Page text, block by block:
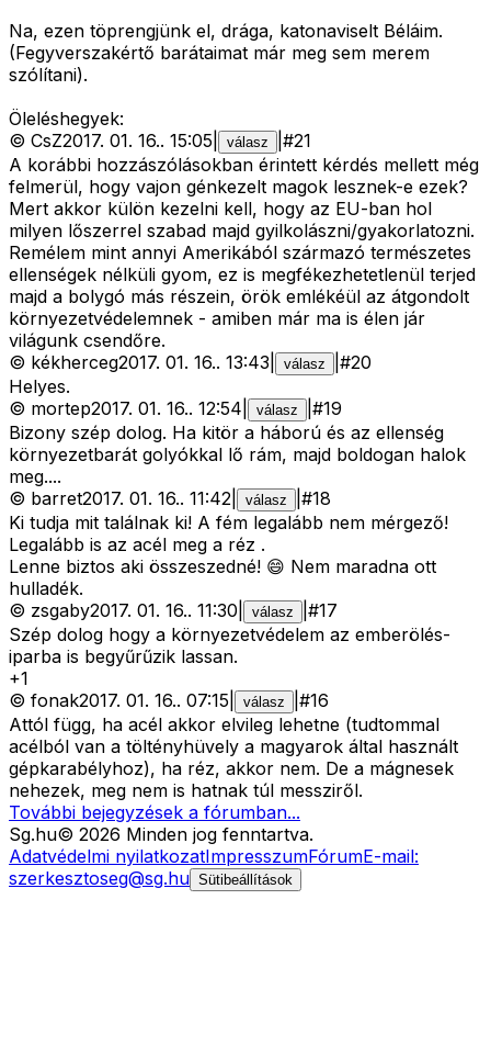
Na, ezen töprengjünk el, drága, katonaviselt Béláim.
(Fegyverszakértő barátaimat már meg sem merem
szólítani).
Öleléshegyek:
© CsZ2017. 01. 16.. 15:05 válasz #21
A korábbi hozzászólásokban érintett kérdés mellett még
felmerül, hogy vajon génkezelt magok lesznek-e ezek?
Mert akkor külön kezelni kell, hogy az EU-ban hol
milyen lőszerrel szabad majd gyilkolászni/gyakorlatozni.
Remélem mint annyi Amerikából származó természetes
ellenségek nélküli gyom, ez is megfékezhetetlenül terjed
majd a bolygó más részein, örök emlékéül az átgondolt
környezetvédelemnek - amiben már ma is élen jár
világunk csendőre.
© kékherceg2017. 01. 16.. 13:43 válasz #20
Helyes.
© mortep2017. 01. 16.. 12:54 válasz #19
Bizony szép dolog. Ha kitör a háború és az ellenség
környezetbarát golyókkal lő rám, majd boldogan halok
meg....
© barret2017. 01. 16.. 11:42 válasz #18
Ki tudja mit találnak ki! A fém legalább nem mérgező!
Legalább is az acél meg a réz .
Lenne biztos aki összeszedné! 😄 Nem maradna ott
hulladék.
© zsgaby2017. 01. 16.. 11:30 válasz #17
Szép dolog hogy a környezetvédelem az emberölés-
iparba is begyűrűzik lassan.
+1
© fonak2017. 01. 16.. 07:15 válasz #16
Attól függ, ha acél akkor elvileg lehetne (tudtommal
acélból van a töltényhüvely a magyarok által használt
gépkarabélyhoz), ha réz, akkor nem. De a mágnesek
nehezek, meg nem is hatnak túl messziről.
További bejegyzések a fórumban...
Sg.hu© 2026 Minden jog fenntartva.
Adatvédelmi nyilatkozatImpresszumFórumE-mail:
szerkesztoseg@sg.hu Sütibeállítások